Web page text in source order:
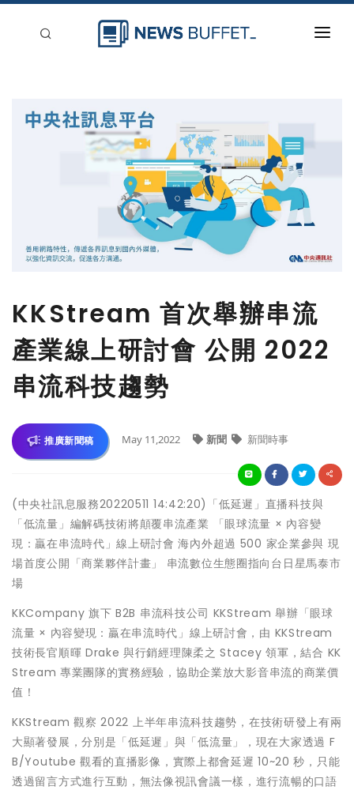
KKStream 首次舉辦串流
產業線上研討會 公開 2022
串流科技趨勢
推廣新聞稿 May 11,2022 新聞 新聞時事
(中央社訊息服務20220511 14:42:20)「低延遲」直播科技與
「低流量」編解碼技術將顛覆串流產業 「眼球流量 × 內容變
現：贏在串流時代」線上研討會 海內外超過 500 家企業參與 現
場首度公開「商業夥伴計畫」 串流數位生態圈指向台日星馬泰市
場
KKCompany 旗下 B2B 串流科技公司 KKStream 舉辦「眼球
流量 × 內容變現：贏在串流時代」線上研討會，由 KKStream
技術長官順暉 Drake 與行銷經理陳柔之 Stacey 領軍，結合 KK
Stream 專業團隊的實務經驗，協助企業放大影音串流的商業價
值！
KKStream 觀察 2022 上半年串流科技趨勢，在技術研發上有兩
大顯著發展，分別是「低延遲」與「低流量」，現在大家透過 F
B/Youtube 觀看的直播影像，實際上都會延遲 10~20 秒，只能
透過留言方式進行互動，無法像視訊會議一樣，進行流暢的口語